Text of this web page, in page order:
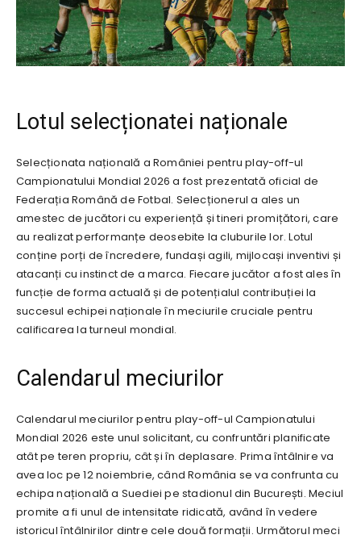
Lotul selecționatei naționale
Selecționata națională a României pentru play-off-ul
Campionatului Mondial 2026 a fost prezentată oficial de
Federația Română de Fotbal. Selecționerul a ales un
amestec de jucători cu experiență și tineri promițători, care
au realizat performanțe deosebite la cluburile lor. Lotul
conține porți de încredere, fundași agili, mijlocași inventivi și
atacanți cu instinct de a marca. Fiecare jucător a fost ales în
funcție de forma actuală și de potențialul contribuției la
succesul echipei naționale în meciurile cruciale pentru
calificarea la turneul mondial.
Calendarul meciurilor
Calendarul meciurilor pentru play-off-ul Campionatului
Mondial 2026 este unul solicitant, cu confruntări planificate
atât pe teren propriu, cât și în deplasare. Prima întâlnire va
avea loc pe 12 noiembrie, când România se va confrunta cu
echipa națională a Suediei pe stadionul din București. Meciul
promite a fi unul de intensitate ridicată, având în vedere
istoricul întâlnirilor dintre cele două formații. Următorul meci